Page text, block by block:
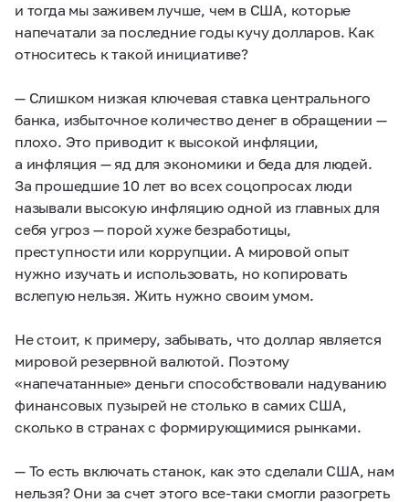
и тогда мы заживем лучше, чем в США, которые
напечатали за последние годы кучу долларов. Как
относитесь к такой инициативе?
— Слишком низкая ключевая ставка центрального
банка, избыточное количество денег в обращении —
плохо. Это приводит к высокой инфляции,
а инфляция — яд для экономики и беда для людей.
За прошедшие 10 лет во всех соцопросах люди
называли высокую инфляцию одной из главных для
себя угроз — порой хуже безработицы,
преступности или коррупции. А мировой опыт
нужно изучать и использовать, но копировать
вслепую нельзя. Жить нужно своим умом.
Не стоит, к примеру, забывать, что доллар является
мировой резервной валютой. Поэтому
«напечатанные» деньги способствовали надуванию
финансовых пузырей не столько в самих США,
сколько в странах с формирующимися рынками.
— То есть включать станок, как это сделали США, нам
нельзя? Они за счет этого все-таки смогли разогреть